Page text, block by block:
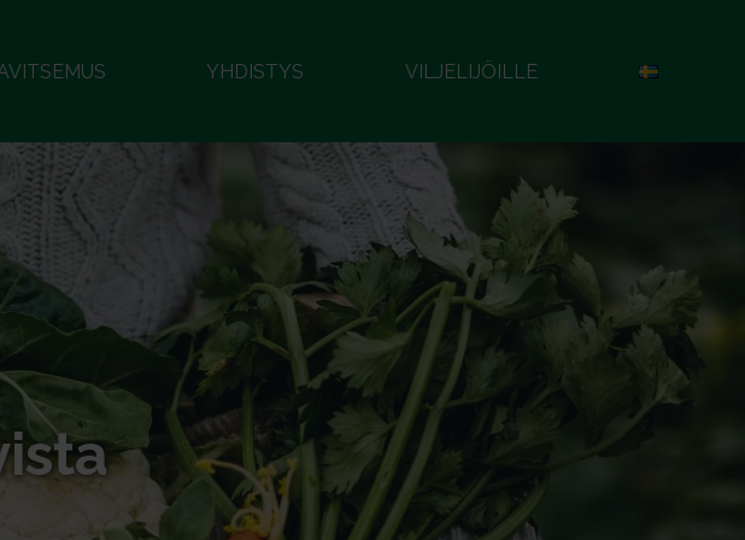
YHDISTYS VILJELIJÖILLE